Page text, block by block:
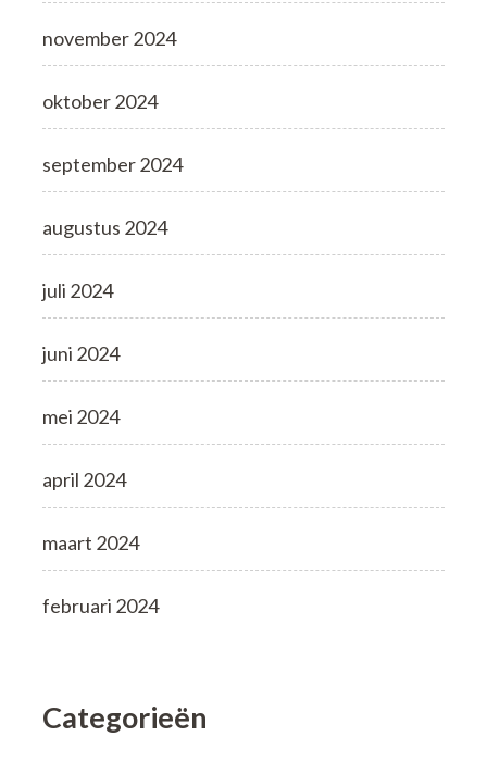
november 2024
oktober 2024
september 2024
augustus 2024
juli 2024
juni 2024
mei 2024
april 2024
maart 2024
februari 2024
Categorieën